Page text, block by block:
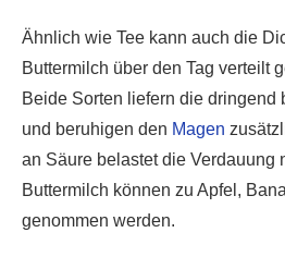
Ähnlich wie Tee kann auch die
Buttermilch über den Tag verteilt
Beide Sorten liefern die dringend
und beruhigen den Magen
an Säure belastet die Verdauung
Buttermilch können zu Apfel,
genommen werden.